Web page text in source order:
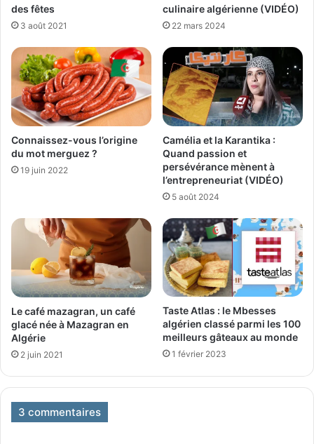
des fêtes
3 août 2021
culinaire algérienne (VIDÉO)
22 mars 2024
Connaissez-vous l’origine
du mot merguez ?
19 juin 2022
Camélia et la Karantika :
Quand passion et
persévérance mènent à
l’entrepreneuriat (VIDÉO)
5 août 2024
Le café mazagran, un café
glacé née à Mazagran en
Algérie
2 juin 2021
Taste Atlas : le Mbesses
algérien classé parmi les 100
meilleurs gâteaux au monde
1 février 2023
3 commentaires